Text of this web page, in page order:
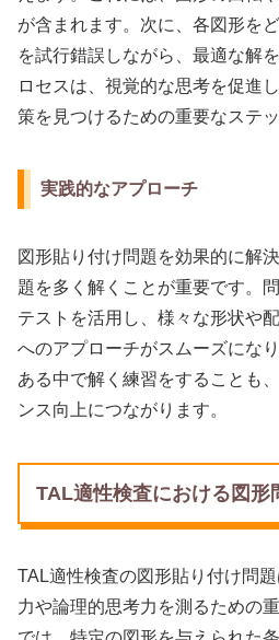
が含まれます。次に、各図形を
を試行錯誤しながら、最適な解
ロセスは、視覚的な思考を促進
策を見つけるための重要なステ
実践的なアプローチ
図形貼り付け問題を効果的に解
題を多く解くことが重要です。
テストを活用し、様々な形状や
へのアプローチがスムーズにな
ある中で解く練習をすることも
ンス向上につながります。
TAL適性検査における図形
TAL適性検査の図形貼り付け問
力や論理的思考力を測るための